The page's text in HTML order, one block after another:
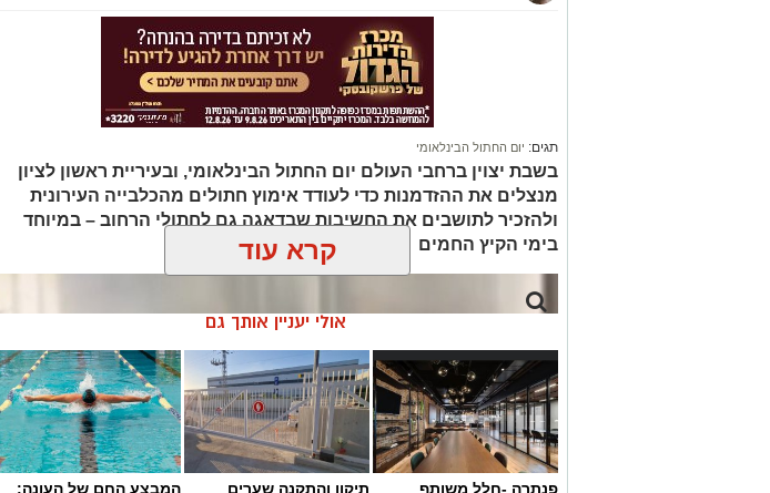
תגים: יום החתול הבינלאומי
בשבת יצוין ברחבי העולם יום החתול הבינלאומי, ובעיריית ראשון לציון
מנצלים את ההזדמנות כדי לעודד אימוץ חתולים מהכלבייה העירונית
ולהזכיר לתושבים את החשיבות שבדאגה גם לחתולי הרחוב – במיוחד
בימי הקיץ החמים
קרא עוד
אולי יעניין אותך גם
פנתרה -חלל משותף
תיקון והתקנה שערים
המבצע החם של העונה: